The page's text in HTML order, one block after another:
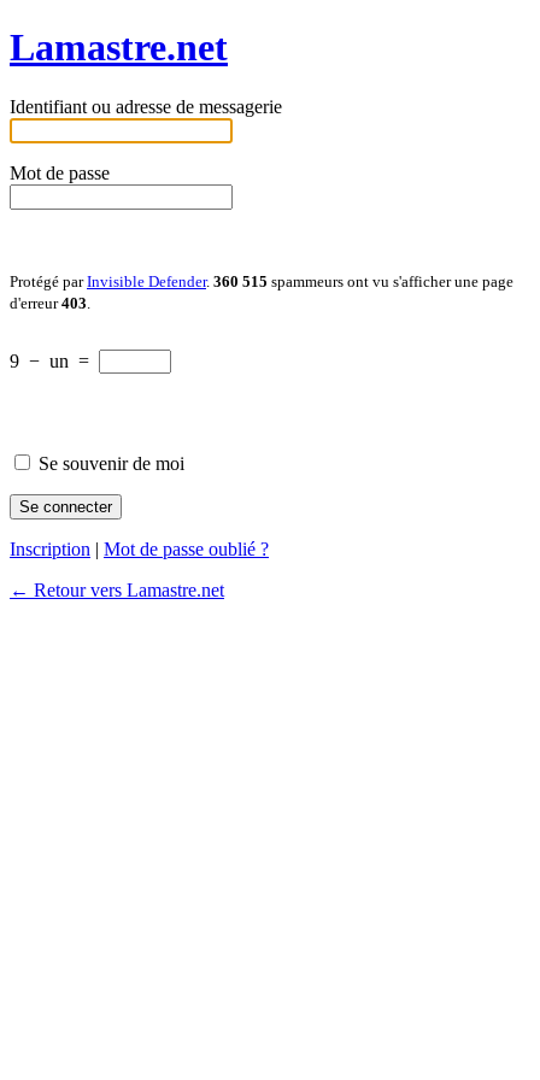
Lamastre.net
Identifiant ou adresse de messagerie
Mot de passe
Protégé parInvisible Defender. 360 515 spammeurs ont vu s'afficher une page
d'erreur403
9 − un =
Se souvenir de moi
Inscription | Mot de passe oublié ?
← Retour vers Lamastre.net